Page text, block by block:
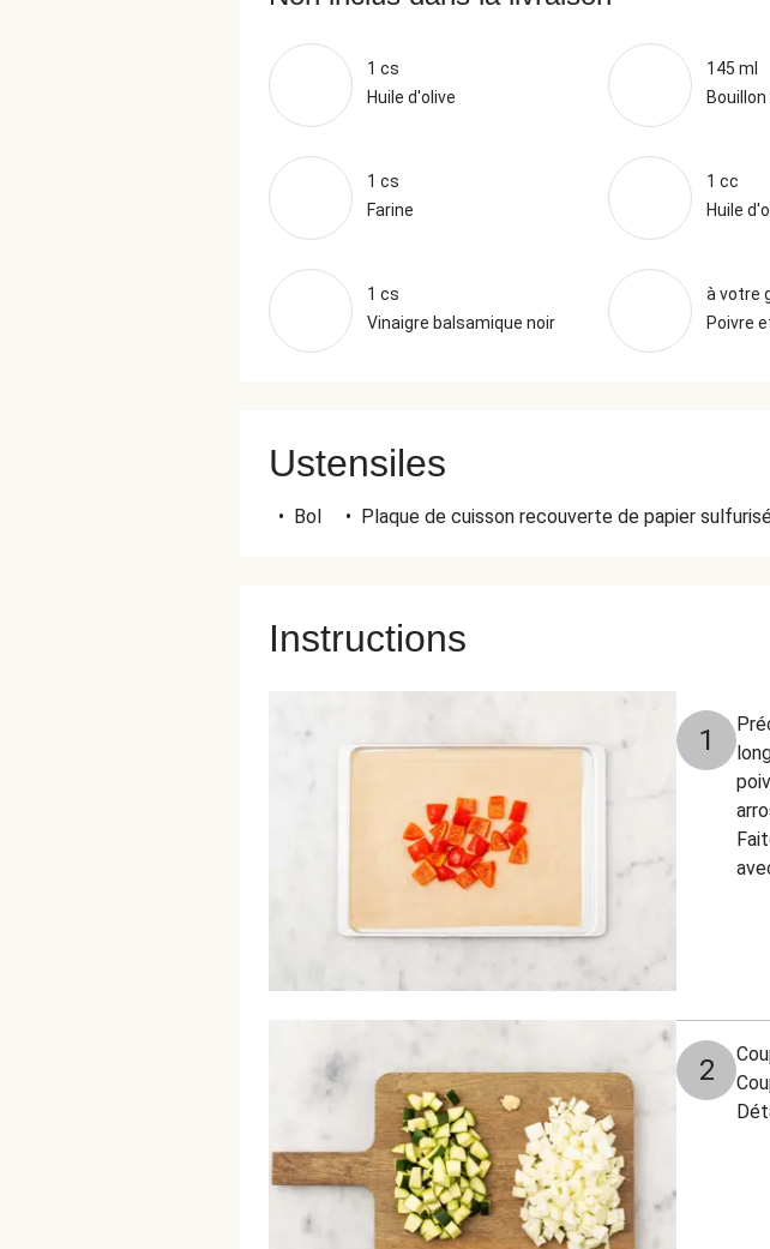
1 cs
Huile d'olive
145 ml
1 cs
Farine
1 cc
Huile
1 cs
Vinaigre balsamique noir
à votre
Poivre
Ustensiles
• Bol • Plaque de cuisson recouverte de papier
Instructions
1
2